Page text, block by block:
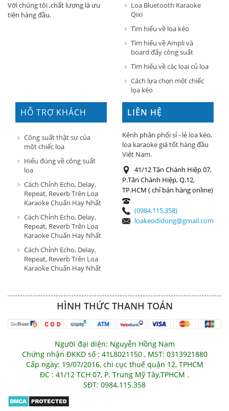
Với chúng tôi ,chất lượng là ưu
tiên hàng đầu.
Loa Bluetooth Karaoke
Qixi
Tìm hiểu về loa kéo
Tìm hiểu về Ampli và
board đẩy công suất
Tìm hiểu về các loại củ loa
Cách lựa chọn một chiếc
loa kéo
HỖ TRỢ KHÁCH
HÀNG
Công suất thật sự của
một chiếc loa
Hiểu đúng về công suất
loa
Cách Chỉnh Echo, Delay,
Repeat, Reverb Trên Loa
Karaoke Chuẩn Hay Nhất
Cách Chỉnh Echo, Delay,
Repeat, Reverb Trên Loa
Karaoke Chuẩn Hay Nhất
Cách Chỉnh Echo, Delay,
Repeat, Reverb Trên Loa
Karaoke Chuẩn Hay Nhất
LIÊN HỆ
Kênh phân phối sỉ - lẻ loa kéo,
loa karaoke giá tốt hàng đầu
Việt Nam.
41/12 Tân Chánh Hiệp 07,
P.Tân Chánh Hiệp, Q.12,
TP.HCM ( chỉ bán hàng online)
(0984.115.358)
loakeodidong@gmail.com
HÌNH THỨC THANH TOÁN
Người đại diện: Nguyễn Hồng Nam
Chứng nhận ĐKKD số : 41L8021150 , MST: 0313921880
Cấp ngày: 19/07/2016, chi cục thuế quận 12, TPHCM
ĐC : 41/12 TCH 07, P. Trung Mỹ Tây,TPHCM .
SĐT: 0984.115.358